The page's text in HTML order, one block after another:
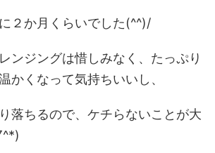
２か月くらいでした(^^)/
ンジングは惜しみなく、たっぷり
かくなって気持ちいいし、
落ちるので、ケチらないことが大